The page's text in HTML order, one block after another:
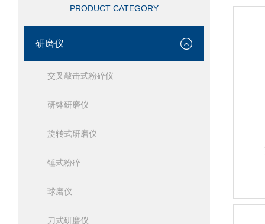
PRODUCT CATEGORY
研磨仪
交叉敲击式粉碎仪
研钵研磨仪
旋转式研磨仪
锤式粉碎
球磨仪
刀式研磨仪